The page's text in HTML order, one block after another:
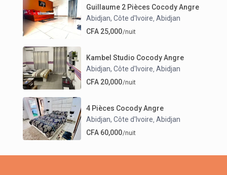
Guillaume 2 Pièces Cocody Angre
Abidjan, Côte d'Ivoire ,Abidjan
CFA 25,000/nuit
Kambel Studio Cocody Angre
Abidjan, Côte d'Ivoire ,Abidjan
CFA 20,000/nuit
4 Pièces Cocody Angre
Abidjan, Côte d'Ivoire ,Abidjan
CFA 60,000/nuit